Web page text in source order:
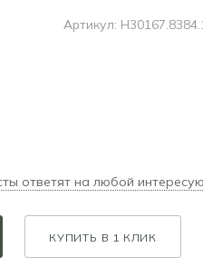
Артикул:
ответят на любой
КУПИТЬ В 1 КЛИК